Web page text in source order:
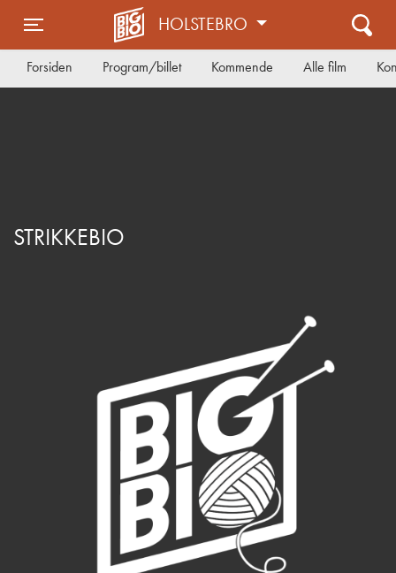
Toggle navigation
HOLSTEBRO
Forsiden Program/billet Kommende Alle film
STRIKKEBIO